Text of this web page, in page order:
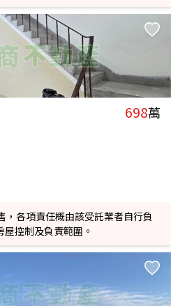
698萬
各項責任概由該受託業者自行負
控制及負責範圍。